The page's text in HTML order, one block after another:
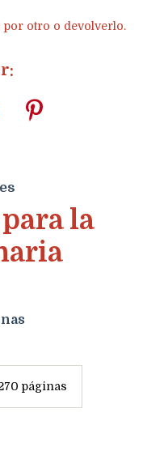
por otro o devolverlo.
la
páginas